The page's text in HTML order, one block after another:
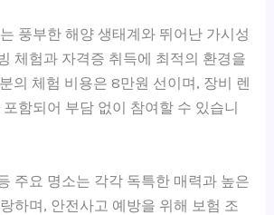
풍부한 해양 생태계와 뛰어난 가시성
체험과 자격증 취득에 최적의 환경을
의 체험 비용은 8만원 선이며, 장비 렌
함되어 부담 없이 참여할 수 있습니
주요 명소는 각각 독특한 매력과 높은
하며, 안전사고 예방을 위해 보험 조